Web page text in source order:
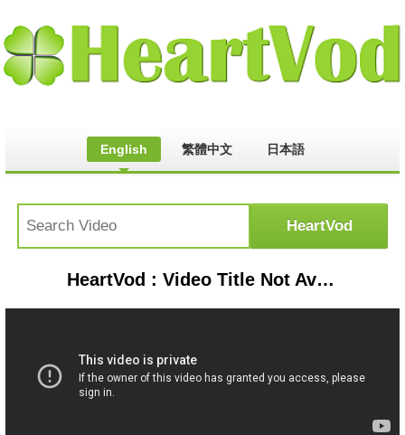
English 繁體中文 日本語
HeartVod : Video Title Not Available